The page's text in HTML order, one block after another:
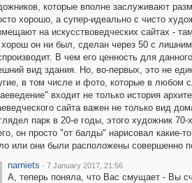
которые вполне заслуживают
хорошо, а супер-идеально с чисто
на искусствоведческих сайтах -
он ни был, сделан через 50 с
В чем его ценность для
вид здания. Но, во-первых, это не
в том числе и фото, которые в любом
входит не только история
сайта важен не только вид
парк в 20-е годы, этого художник
он просто "от балды" нарисовал какие-
или они были расположены совершенно
narniets · 7 January 2017, 21:56
А, теперь поняла, что Вас смущает - Вы